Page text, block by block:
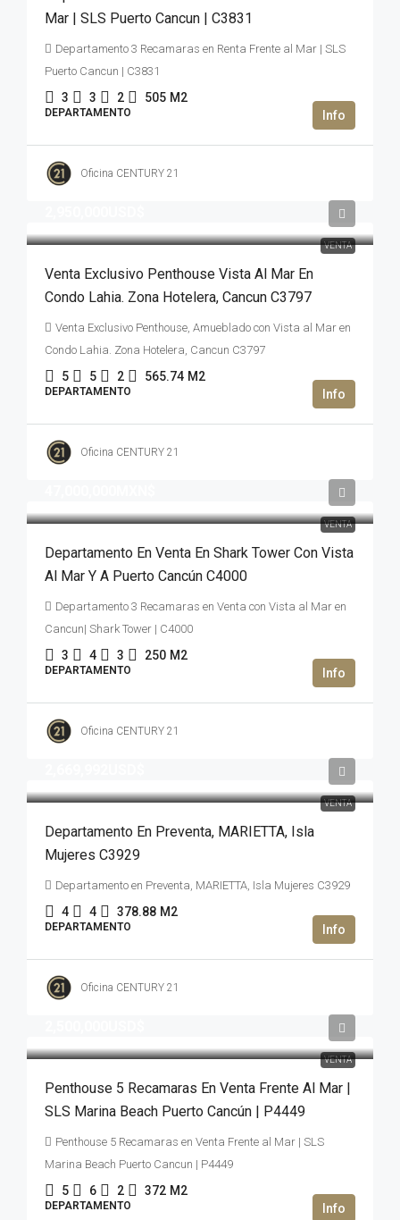
Mar | SLS Puerto Cancun | C3831
Departamento 3 Recamaras en Renta Frente al Mar | SLS
Puerto Cancun | C3831
3 3 2 505 M2
DEPARTAMENTO
Oficina CENTURY 21
VENTA
Venta Exclusivo Penthouse Vista Al Mar En
Condo Lahia. Zona Hotelera, Cancun C3797
Venta Exclusivo Penthouse, Amueblado con Vista al Mar en
Condo Lahia. Zona Hotelera, Cancun C3797
5 5 2 565.74 M2
DEPARTAMENTO
Oficina CENTURY 21
VENTA
Departamento En Venta En Shark Tower Con Vista
Al Mar Y A Puerto Cancún C4000
Departamento 3 Recamaras en Venta con Vista al Mar en
Cancun| Shark Tower | C4000
3 4 3 250 M2
DEPARTAMENTO
Oficina CENTURY 21
VENTA
Departamento En Preventa, MARIETTA, Isla
Mujeres C3929
Departamento en Preventa, MARIETTA, Isla Mujeres C3929
4 4 378.88 M2
DEPARTAMENTO
Oficina CENTURY 21
VENTA
Penthouse 5 Recamaras En Venta Frente Al Mar |
SLS Marina Beach Puerto Cancún | P4449
Penthouse 5 Recamaras en Venta Frente al Mar | SLS
Marina Beach Puerto Cancun | P4449
5 6 2 372 M2
DEPARTAMENTO